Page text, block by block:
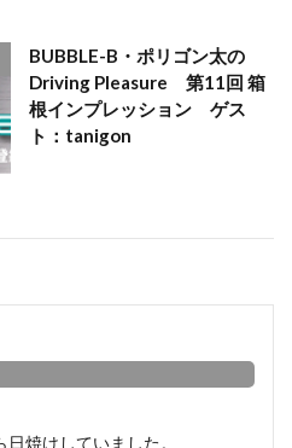
BUBBLE-B・ポリゴン太の
Driving Pleasure 第11回 箱
根インプレッション ゲス
ト：tanigon
焼けしていました。